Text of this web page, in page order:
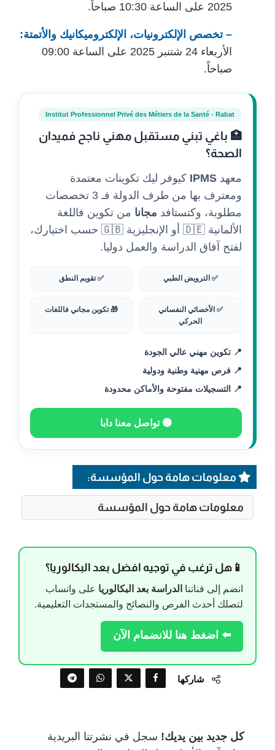
2025 على الساعة 10:30 صباحاً.
– تخصص الإلكترونيات، الإلكتروميكانيك والأتمتة:
الأربعاء 24 شتنبر 2025 على الساعة 09:00
صباحاً.
Institut Professionnel Privé des Métiers de la Santé - Rabat
🏥 باغي تبني مستقبل مهني ناجح فميدان
الصحة؟
معهد IPMS كيوفر ليك تكوينات معتمدة
ومعترف بها من طرف الدولة فـ 3 تخصصات
مطلوبة، وكتستافد مجانا من تكوين فاللغة
الألمانية 🇩🇪 أو الإنجليزية 🇬🇧 حسب اختيارك،
لفتح آفاق الدراسة والعمل دوليا.
✅ الترويض الطبي ✅ تقويم النطق
✅ الأخصائي النفساني
الحركي
🎁 تكوين مجاني فاللغات
📍 تكوين مهني عالي الجودة
📍 فرص مهنية وطنية ودولية
📍 التسجيلات مفتوحة والأماكن محدودة
🟢 تواصل معنا دابا
معلومات هامة حول المؤسسة:
معلومات هامة حول المؤسسة
📱هل ترغب في توجيه افضل بعد البكالوريا؟
انضم إلى قناتنا الدراسة بعد البكالوريا على واتساب
لتصلك أحدث الفرص والنصائح والمستجدات التعليمية.
⬅️ اضغط هنا للانضمام الآن
شاركها
كل جديد بين يديك! سجل في نشرتنا البريدية